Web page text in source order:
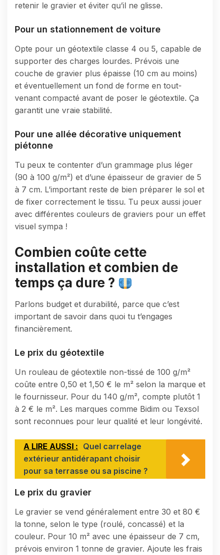
retenir le gravier et éviter qu’il ne glisse.
Pour un stationnement de voiture
Opte pour un géotextile classe 4 ou 5, capable de
supporter des charges lourdes. Prévois une
couche de gravier plus épaisse (10 cm au moins)
et éventuellement un fond de forme en tout-
venant compacté avant de poser le géotextile. Ça
garantit une vraie stabilité.
Pour une allée décorative uniquement
piétonne
Tu peux te contenter d’un grammage plus léger
(90 à 100 g/m²) et d’une épaisseur de gravier de 5
à 7 cm. L’important reste de bien préparer le sol et
de fixer correctement le tissu. Tu peux aussi jouer
avec différentes couleurs de graviers pour un effet
visuel sympa !
Combien coûte cette
installation et combien de
temps ça dure ?
Parlons budget et durabilité, parce que c’est
important de savoir dans quoi tu t’engages
financièrement.
Le prix du géotextile
Un rouleau de géotextile non-tissé de 100 g/m²
coûte entre 0,50 et 1,50 € le m² selon la marque et
le fournisseur. Pour du 140 g/m², compte plutôt 1
à 2 € le m². Les marques comme Bidim ou Texsol
sont reconnues pour leur qualité et leur longévité.
A LIRE AUSSI : Quel carrelage
extérieur antidérapant choisir
pour sa terrasse ou sa piscine ?
Le prix du gravier
Le gravier se vend généralement entre 30 et 80 €
la tonne, selon le type (roulé, concassé) et la
couleur. Pour 10 m² avec une épaisseur de 7 cm,
prévois environ 1 tonne de gravier. Ajoute les frais